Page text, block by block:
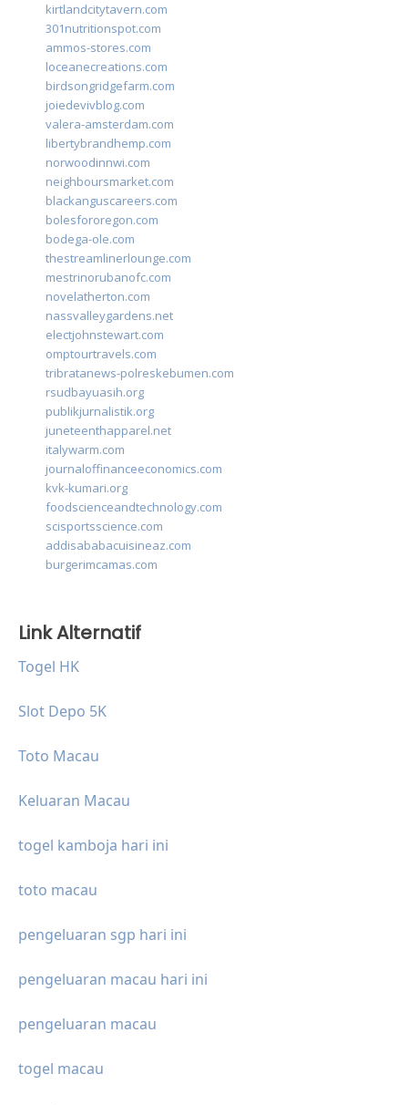
kirtlandcitytavern.com
301nutritionspot.com
ammos-stores.com
loceanecreations.com
birdsongridgefarm.com
joiedevivblog.com
valera-amsterdam.com
libertybrandhemp.com
norwoodinnwi.com
neighboursmarket.com
blackanguscareers.com
bolesfororegon.com
bodega-ole.com
thestreamlinerlounge.com
mestrinorubanofc.com
novelatherton.com
nassvalleygardens.net
electjohnstewart.com
omptourtravels.com
tribratanews-polreskebumen.com
rsudbayuasih.org
publikjurnalistik.org
juneteenthapparel.net
italywarm.com
journaloffinanceeconomics.com
kvk-kumari.org
foodscienceandtechnology.com
scisportsscience.com
addisababacuisineaz.com
burgerimcamas.com
Link Alternatif
Togel HK
Slot Depo 5K
Toto Macau
Keluaran Macau
togel kamboja hari ini
toto macau
pengeluaran sgp hari ini
pengeluaran macau hari ini
pengeluaran macau
togel macau